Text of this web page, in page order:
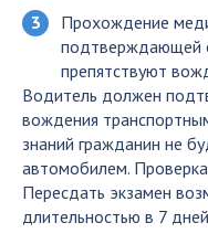
Прохождение
подтверждающей
препятствуют
Водитель должен
вождения
знаний гражданин не
автомобилем.
Пересдать экзамен
длительностью в 7